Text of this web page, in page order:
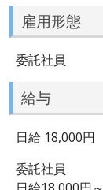
雇用形態
委託社員
給与
日給 18,000円
委託社員